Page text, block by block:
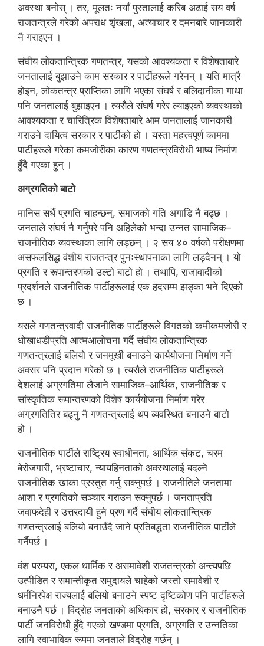
अवस्था बनोस् । तर, मूलतः नयाँ पुस्तालाई करिब अढाई सय वर्ष
राजतन्त्रले गरेको अपराध शृंखला, अत्याचार र दमनबारे जानकारी
नै गराइएन ।
संघीय लोकतान्त्रिक गणतन्त्र, यसको आवश्यकता र विशेषताबारे
जनतालाई बुझाउने काम सरकार र पार्टीहरूले गरेनन् । यति मात्रै
होइन, लोकतन्त्र प्राप्तिका लागि भएका संघर्ष र बलिदानीका गाथा
पनि जनतालाई बुझाइएन । त्यसैले संघर्ष गरेर ल्याइएको व्यवस्थाको
आवश्यकता र चारित्रिक विशेषताबारे आम जनतालाई जानकारी
गराउने दायित्व सरकार र पार्टीको हो । यस्ता महत्त्वपूर्ण काममा
पार्टीहरूले गरेका कमजोरीका कारण गणतन्त्रविरोधी भाष्य निर्माण
हुँदै गएका हुन् ।
अग्रगतिको बाटो
मानिस सधैं प्रगति चाहन्छन्, समाजको गति अगाडि नै बढ्छ ।
जनताले संघर्ष नै गर्नुपरे पनि अहिलेको भन्दा उन्नत सामाजिक–
राजनीतिक व्यवस्थाका लागि लड्छन् । २ सय ४० वर्षको परीक्षणमा
असफलसिद्ध वंशीय राजतन्त्र पुनःस्थापनाका लागि लड्दैनन् । यो
प्रगति र रूपान्तरणको उल्टो बाटो हो । तथापि, राजावादीको
प्रदर्शनले राजनीतिक पार्टीहरूलाई एक हदसम्म झड्का भने दिएको
छ ।
यसले गणतन्त्रवादी राजनीतिक पार्टीहरूले विगतको कमीकमजोरी र
धोखाधडीप्रति आत्मआलोचना गर्दै संघीय लोकतान्त्रिक
गणतन्त्रलाई बलियो र जनमूखी बनाउने कार्ययोजना निर्माण गर्ने
अवसर पनि प्रदान गरेको छ । त्यसैले राजनीतिक पार्टीहरूले
देशलाई अग्रगतिमा लैजाने सामाजिक–आर्थिक, राजनीतिक र
सांस्कृतिक रूपान्तरणको विशेष कार्ययोजना निर्माण गरेर
अग्रगतितिर बढ्नु नै गणतन्त्रलाई थप व्यवस्थित बनाउने बाटो
हो ।
राजनीतिक पार्टीले राष्ट्रिय स्वाधीनता, आर्थिक संकट, चरम
बेरोजगारी, भ्रष्टाचार, न्यायहिनताको अवस्थालाई बदल्ने
राजनीतिक खाका प्रस्तुत गर्नु सक्नुपर्छ । राजनीतिले जनतामा
आशा र प्रगतिको सञ्चार गराउन सक्नुपर्छ । जनताप्रति
जवाफदेही र उत्तरदायी हुने प्रण गर्दै संघीय लोकतान्त्रिक
गणतन्त्रलाई बलियो बनाउँदै जाने प्रतिबद्धता राजनीतिक पार्टीले
गर्नैपर्छ ।
वंश परम्परा, एकल धार्मिक र असमावेशी राजतन्त्रको अन्त्यपछि
उत्पीडित र समान्तीकृत समुदायले चाहेको जस्तो समावेशी र
धर्मनिरपेक्ष राज्यलाई बलियो बनाउने स्पष्ट दृष्टिकोण पनि पार्टीहरूले
बनाउनै पर्छ । विद्रोह जनताको अधिकार हो, सरकार र राजनीतिक
पार्टी जनविरोधी हुँदै गएको खण्डमा प्रगति, अग्रगति र उन्नतिका
लागि स्वाभाविक रूपमा जनताले विद्रोह गर्छन् ।